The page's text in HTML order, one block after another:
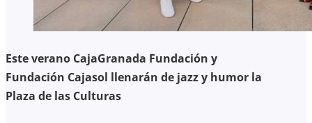
Este verano CajaGranada Fundación y
Fundación Cajasol llenarán de jazz y humor la
Plaza de las Culturas